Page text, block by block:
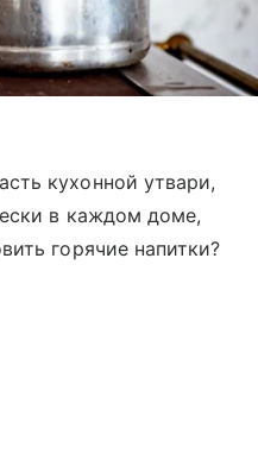
кухонной утвари,
в каждом доме,
горячие напитки?